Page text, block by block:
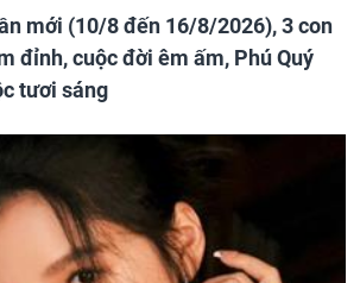
mới (10/8 đến 16/8/2026), 3 con
đỉnh, cuộc đời êm ấm, Phú Quý
tươi sáng